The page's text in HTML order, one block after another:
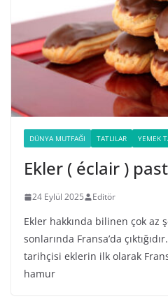
DÜNYA MUTFAĞI TATLILAR YEMEK
Ekler ( éclair )
24 Eylül 2025 Editör
Ekler hakkında bilinen çok az
sonlarında Fransa’da
tarihçisi eklerin ilk olarak
hamur